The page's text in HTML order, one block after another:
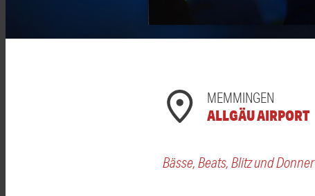
MEMMINGEN
ALLGÄU AIRPORT
Bässe, Beats, Blitz und Donner